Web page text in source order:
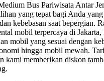
Bus Pariwisata Antar
yang tepat bagi Anda
kebebasan saat bepergian.
mobil terpercaya di Jakarta,
mobil yang sesuai dengan
hingga mobil mewah.
kami memberikan diskon